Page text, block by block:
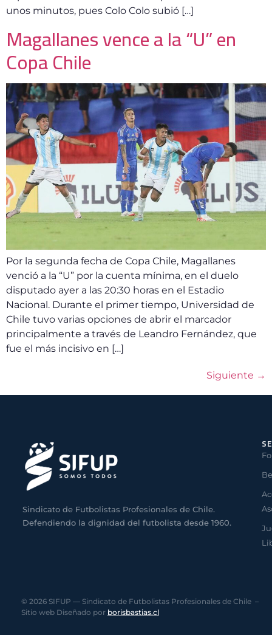
unos minutos, pues Colo Colo subió […]
Magallanes vence a la “U” en
Copa Chile
Por la segunda fecha de Copa Chile, Magallanes
venció a la “U” por la cuenta mínima, en el duelo
disputado ayer a las 20:30 horas en el Estadio
Nacional. Durante el primer tiempo, Universidad de
Chile tuvo varias opciones de abrir el marcador
principalmente a través de Leandro Fernández, que
fue el más incisivo en […]
Siguiente →
Sindicato de Futbolistas Profesionales de Chile.
Defendiendo la dignidad del futbolista desde 1960.
© 2026 SIFUP — Sindicato de Futbolistas Profesionales de Chile –
Sitio web Diseñado por borisbastias.cl